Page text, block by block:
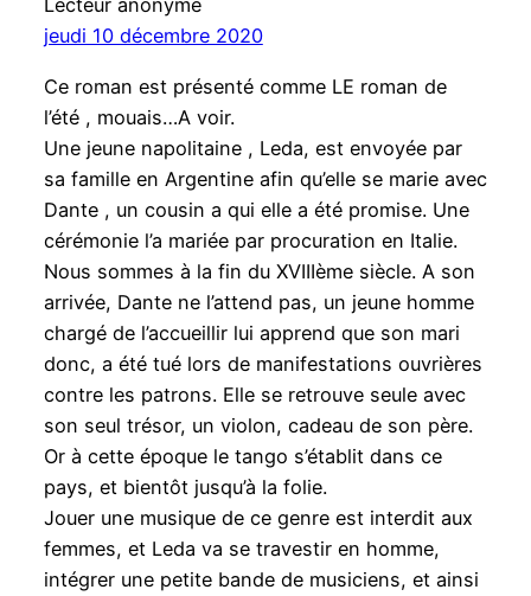
Lecteur anonyme
jeudi 10 décembre 2020
Ce roman est présenté comme LE roman de
l’été , mouais…A voir.
Une jeune napolitaine , Leda, est envoyée par
sa famille en Argentine afin qu’elle se marie avec
Dante , un cousin a qui elle a été promise. Une
cérémonie l’a mariée par procuration en Italie.
Nous sommes à la fin du XVIIIème siècle. A son
arrivée, Dante ne l’attend pas, un jeune homme
chargé de l’accueillir lui apprend que son mari
donc, a été tué lors de manifestations ouvrières
contre les patrons. Elle se retrouve seule avec
son seul trésor, un violon, cadeau de son père.
Or à cette époque le tango s’établit dans ce
pays, et bientôt jusqu’à la folie.
Jouer une musique de ce genre est interdit aux
femmes, et Leda va se travestir en homme,
intégrer une petite bande de musiciens, et ainsi